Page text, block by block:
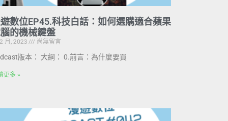
數位EP45.科技白話：如何選購適合蘋果
的機械鍵盤
月, 2023
尚無留言
版本： 大綱： 0.前言：為什麼要買
更多 »